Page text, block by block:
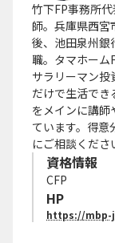
竹下FP事務所
師。兵庫県西
後、池田泉州銀
職。タマホーム
サラリーマン
だけで生活で
をメインに講師
ています。得意
にご相談くださ
資格情報
CFP
HP
https://mbp-